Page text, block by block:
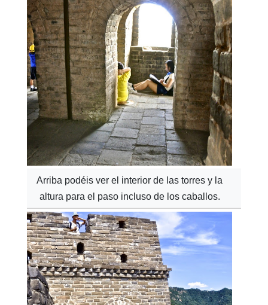
Arriba podéis ver el interior de las torres y la
altura para el paso incluso de los caballos.